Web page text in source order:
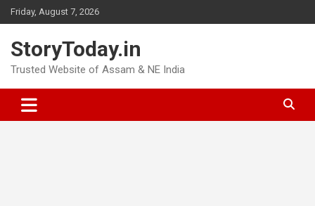
Skip
to
Friday, August 7, 2026
StoryToday.in
Trusted Website of Assam & NE India